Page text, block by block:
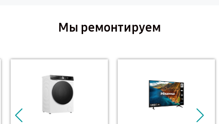
Мы ремонтируем